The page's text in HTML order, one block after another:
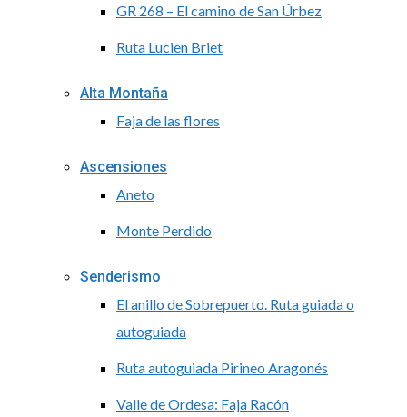
GR 268 – El camino de San Úrbez
Ruta Lucien Briet
Alta Montaña
Faja de las flores
Ascensiones
Aneto
Monte Perdido
Senderismo
El anillo de Sobrepuerto. Ruta guiada o
autoguiada
Ruta autoguiada Pirineo Aragonés
Valle de Ordesa: Faja Racón